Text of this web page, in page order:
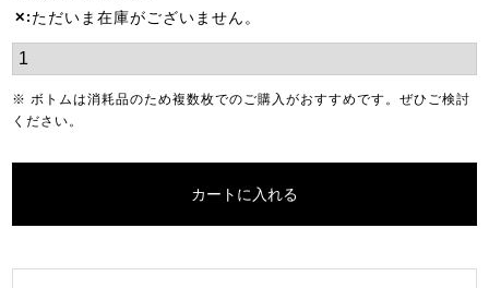
✕ ただいま在庫がございません。
※ ボトムは消耗品のため複数枚でのご購入がおすすめです。ぜひご検討
ください。
カートに入れる